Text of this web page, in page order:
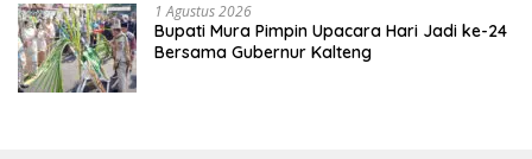
1 Agustus 2026
Bupati Mura Pimpin Upacara Hari Jadi ke-24
Bersama Gubernur Kalteng